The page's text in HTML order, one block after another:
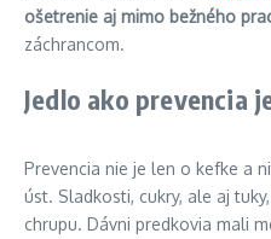
ošetrenie aj mimo bežného
záchrancom.
Jedlo ako prevencia
Prevencia nie je len o kefke a
úst. Sladkosti, cukry, ale aj
chrupu. Dávni predkovia mali